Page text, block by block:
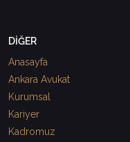
DİĞER
Anasayfa
Ankara Avukat
Kurumsal
Kariyer
Kadromuz